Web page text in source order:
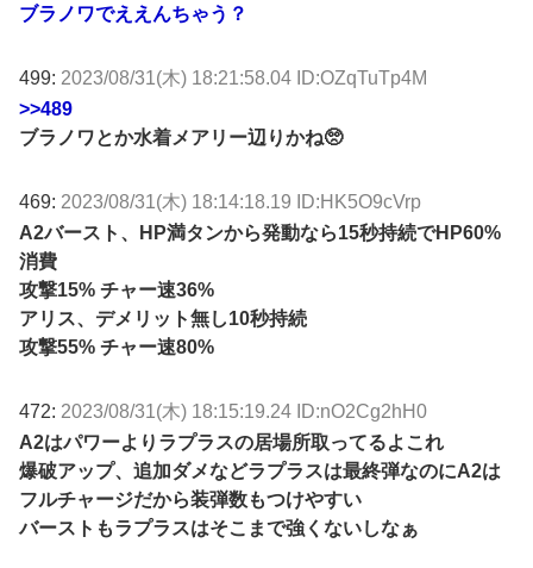
ブラノワでええんちゃう？
499: 2023/08/31(木) 18:21:58.04 ID:OZqTuTp4M
>>489
ブラノワとか水着メアリー辺りかね🥺
469: 2023/08/31(木) 18:14:18.19 ID:HK5O9cVrp
A2バースト、HP満タンから発動なら15秒持続でHP60%
消費
攻撃15% チャー速36%
アリス、デメリット無し10秒持続
攻撃55% チャー速80%
472: 2023/08/31(木) 18:15:19.24 ID:nO2Cg2hH0
A2はパワーよりラプラスの居場所取ってるよこれ
爆破アップ、追加ダメなどラプラスは最終弾なのにA2は
フルチャージだから装弾数もつけやすい
バーストもラプラスはそこまで強くないしなぁ